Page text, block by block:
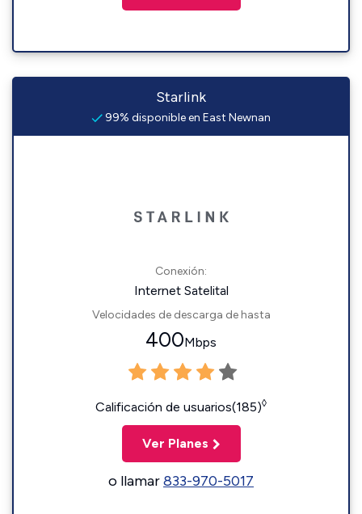
Starlink
99% disponible en East Newnan
Conexión:
Internet Satelital
Velocidades de descarga de hasta
400Mbps
Calificación de usuarios(185)◊
Ver Planes
o llamar833-970-5017